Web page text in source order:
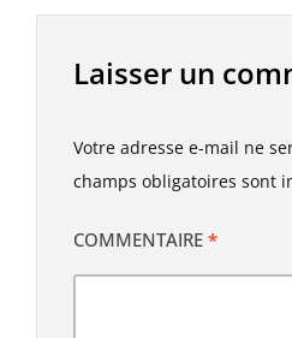
Laisser un
Votre adresse e-mail ne
champs obligatoires sont
COMMENTAIRE *